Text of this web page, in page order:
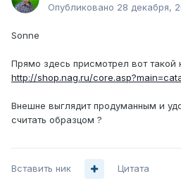
Опубликовано 28 декабря,
Sonne
Прямо здесь присмотрел вот такой
http://shop.nag.ru/
Внешне выглядит продуманным и
считать образцом ?
Вставить ник Цитата